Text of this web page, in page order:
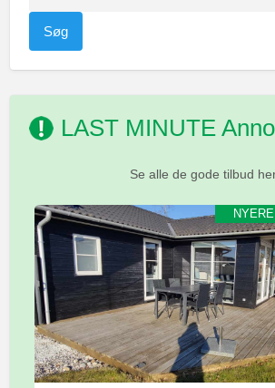
ø
e
e
LAST MINUTE
Se alle de gode tilbud